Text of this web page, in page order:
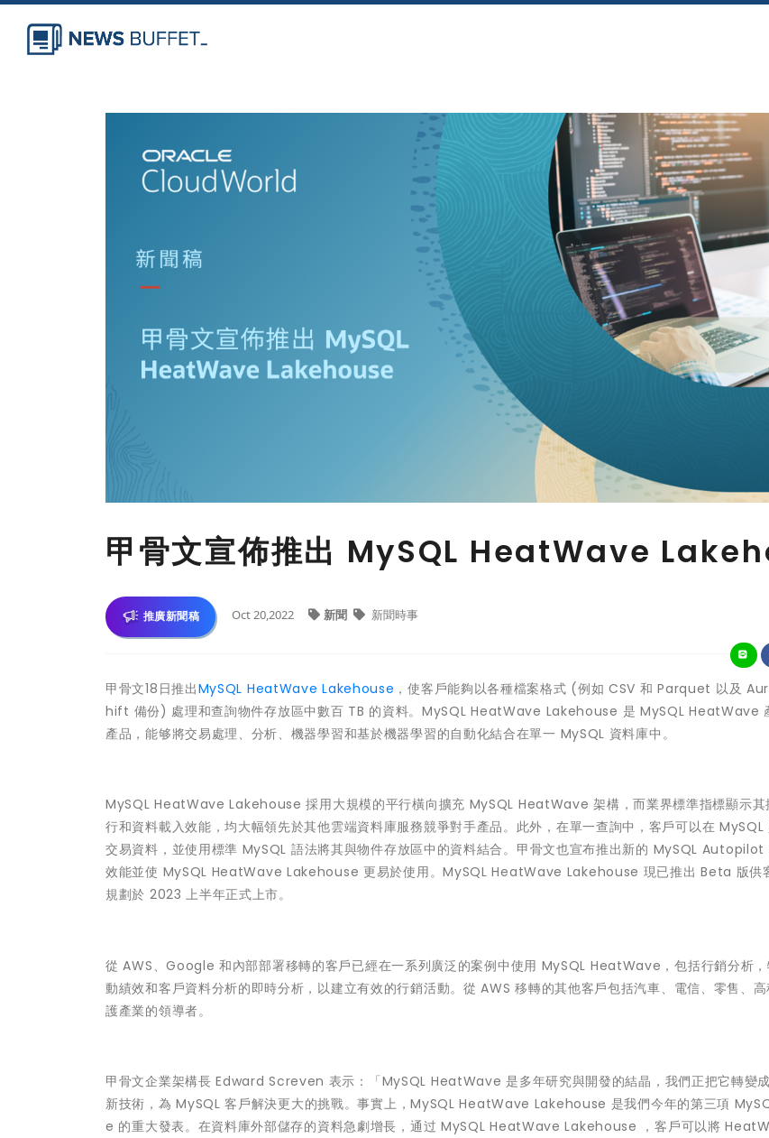
甲骨文宣佈推出 MySQL HeatWave
推廣新聞稿 Oct 20,2022 新聞 新聞時事
甲骨文18日推出MySQL HeatWave Lakehouse ，使客戶能夠以各種檔案格式 (例如 CSV 和 Parquet 以及
hift 備份) 處理和查詢物件存放區中數百 TB 的資料。MySQL HeatWave Lakehouse 是 MySQL HeatWave
產品，能够將交易處理、分析、機器學習和基於機器學習的自動化結合在單一 MySQL 資料庫中。
MySQL HeatWave Lakehouse 採用大規模的平行橫向擴充 MySQL HeatWave 架構，而業界標準指標顯示其
行和資料載入效能，均大幅領先於其他雲端資料庫服務競爭對手產品。此外，在單一查詢中，客戶可以在 MySQL
交易資料，並使用標準 MySQL 語法將其與物件存放區中的資料結合。甲骨文也宣布推出新的 MySQL Autopilot
效能並使 MySQL HeatWave Lakehouse 更易於使用。MySQL HeatWave Lakehouse 現已推出 Beta 版供
規劃於 2023 上半年正式上市。
從 AWS、Google 和內部部署移轉的客戶已經在一系列廣泛的案例中使用 MySQL HeatWave，包括行銷分析
動績效和客戶資料分析的即時分析，以建立有效的行銷活動。從 AWS 移轉的其他客戶包括汽車、電信、零售、
護產業的領導者。
甲骨文企業架構長 Edward Screven 表示：「MySQL HeatWave 是多年研究與開發的結晶，我們正把它轉變
新技術，為 MySQL 客戶解決更大的挑戰。事實上，MySQL HeatWave Lakehouse 是我們今年的第三項
e 的重大發表。在資料庫外部儲存的資料急劇增長，通过 MySQL HeatWave Lakehouse ，客戶可以將